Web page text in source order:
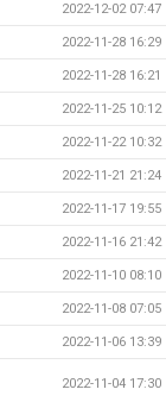
2022-12-02 07:47
2022-11-28 16:29
2022-11-28 16:21
2022-11-25 10:12
2022-11-22 10:32
2022-11-21 21:24
2022-11-17 19:55
2022-11-16 21:42
2022-11-10 08:10
2022-11-08 07:05
2022-11-06 13:39
2022-11-04 17:30